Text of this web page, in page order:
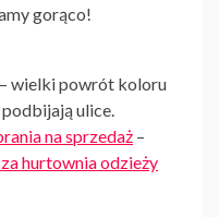
gorąco!
wielki powrót koloru
ulice.
na sprzedaż –
hurtownia odzieży